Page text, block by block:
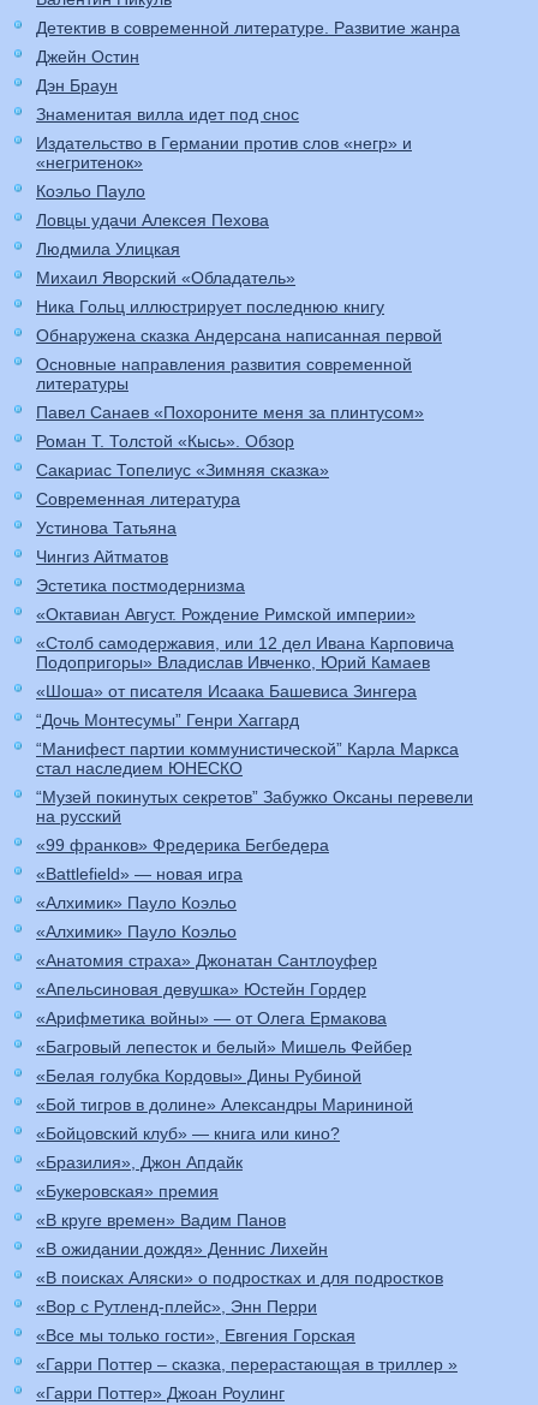
Детектив в современной литературе. Развитие жанра
Джейн Остин
Дэн Браун
Знаменитая вилла идет под снос
Издательство в Германии против слов «негр» и
«негритенок»
Коэльо Пауло
Ловцы удачи Алексея Пехова
Людмила Улицкая
Михаил Яворский «Обладатель»
Ника Гольц иллюстрирует последнюю книгу
Обнаружена сказка Андерсана написанная первой
Основные направления развития современной
литературы
Павел Санаев «Похороните меня за плинтусом»
Роман Т. Толстой «Кысь». Обзор
Сакариас Топелиус «Зимняя сказка»
Современная литература
Устинова Татьяна
Чингиз Айтматов
Эстетика постмодернизма
«Октавиан Август. Рождение Римской империи»
«Столб самодержавия, или 12 дел Ивана Карповича
Подопригоры» Владислав Ивченко, Юрий Камаев
«Шоша» от писателя Исаака Башевиса Зингера
“Дочь Монтесумы” Генри Хаггард
“Манифест партии коммунистической” Карла Маркса
стал наследием ЮНЕСКО
“Музей покинутых секретов” Забужко Оксаны перевели
на русский
«99 франков» Фредерика Бегбедера
«Battlefield» — новая игра
«Алхимик» Пауло Коэльо
«Алхимик» Пауло Коэльо
«Анатомия страха» Джонатан Сантлоуфер
«Апельсиновая девушка» Юстейн Гордер
«Арифметика войны» — от Олега Ермакова
«Багровый лепесток и белый» Мишель Фейбер
«Белая голубка Кордовы» Дины Рубиной
«Бой тигров в долине» Александры Марининой
«Бойцовский клуб» — книга или кино?
«Бразилия», Джон Апдайк
«Букеровская» премия
«В круге времен» Вадим Панов
«В ожидании дождя» Деннис Лихейн
«В поисках Аляски» о подростках и для подростков
«Вор с Рутленд-плейс», Энн Перри
«Все мы только гости», Евгения Горская
«Гарри Поттер – сказка, перерастающая в триллер »
«Гарри Поттер» Джоан Роулинг